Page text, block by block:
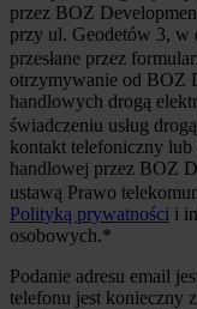
przez BOZ
przy ul. Geodetów 3, w
przesłane przez
otrzymywanie od BOZ
handlowych drogą
świadczeniu usług
kontakt telefoniczny
handlowej przez BOZ
ustawą Prawo
Polityką prywatności i
osobowych.*
Podanie adresu email
telefonu jest konieczny